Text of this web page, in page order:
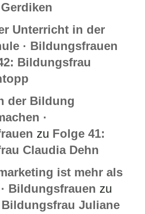
Unterricht in der
· Bildungsfrauen
Bildungsfrau
der Bildung
·
zu Folge 41:
Claudia Dehn
ist mehr als
Bildungsfrauen zu
Juliane